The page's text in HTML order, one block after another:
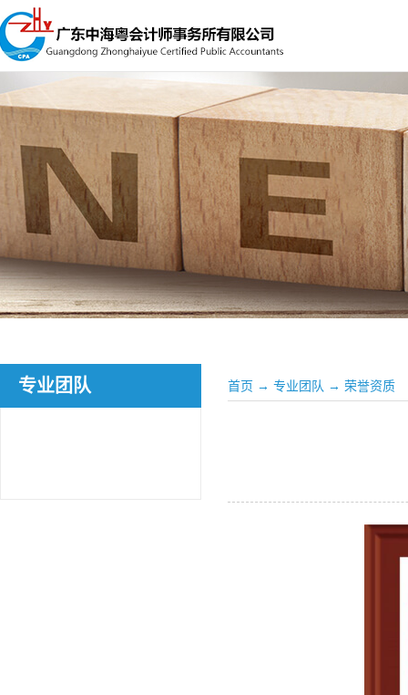
专业团队 首页 → 专业团队 → 荣誉资质